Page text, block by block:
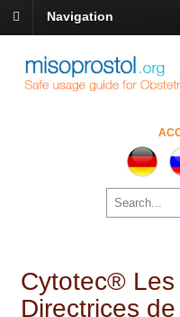
Navigation
Cytotec® Les
Directrices